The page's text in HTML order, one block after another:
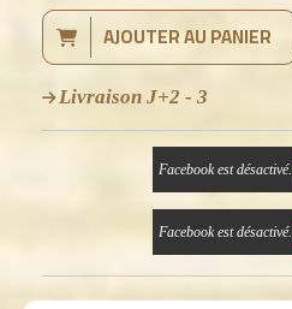
AJOUTER AU PANIER
Livraison J+2 - 3
Facebook est désactivé.
Facebook est désactivé.